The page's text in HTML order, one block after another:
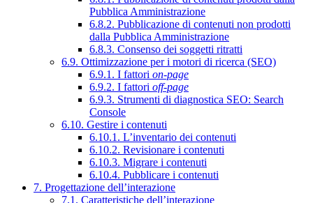
Pubblica Amministrazione
6.8.2. Pubblicazione di contenuti non prodotti
dalla Pubblica Amministrazione
6.8.3. Consenso dei soggetti ritratti
6.9. Ottimizzazione per i motori di ricerca (SEO)
6.9.1. I fattori on-page
6.9.2. I fattori off-page
6.9.3. Strumenti di diagnostica SEO: Search
Console
6.10. Gestire i contenuti
6.10.1. L’inventario dei contenuti
6.10.2. Revisionare i contenuti
6.10.3. Migrare i contenuti
6.10.4. Pubblicare i contenuti
7. Progettazione dell’interazione
7.1. Caratteristiche dell’interazione